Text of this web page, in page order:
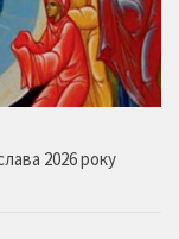
2026 року